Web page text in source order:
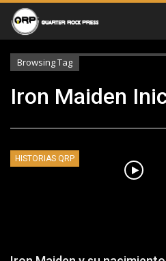
Browsing Tag
Iron Maiden
HISTORIAS QRP